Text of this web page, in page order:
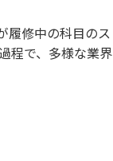
履修中の科目のス
程で、多様な業界